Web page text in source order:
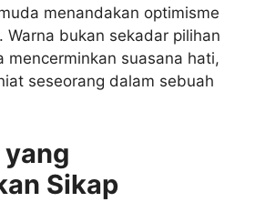
menandakan optimisme
Warna bukan sekadar pilihan
mencerminkan suasana hati,
seseorang dalam sebuah
Sikap